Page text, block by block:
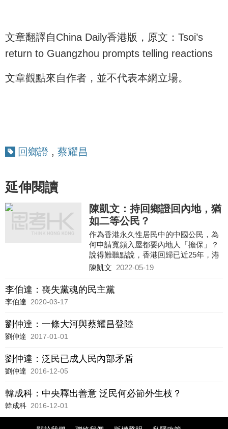
文章翻譯自China Daily香港版，原文：Tsoi’s
return to Guangzhou prompts telling reactions
文章觀點來自作者，並不代表本網立場。
回鄉證 , 蔡耀昌
延伸閱讀
陳凱文：持回鄉證回內地，猶
如二等公民？
作為香港永久性居民中的中國公民，為
何申請寬頻入屋都要內地人「擔保」？
說得難聽點說，香港回歸已近25年，港
人如是因為持有回鄉證，在內地便被視
何強調中港一家人，都沒有實質意義。
陳凱文 2022-05-19
李伯達：喪失黨魂的民主黨
李伯達 2020-03-17
劉仲達：一條大河與蔡耀昌登陸
劉仲達 2017-01-01
劉仲達：泛民已成人民內部矛盾
劉仲達 2016-12-05
韓成科：中央釋出善意 泛民何必節外生枝？
韓成科 2016-12-01